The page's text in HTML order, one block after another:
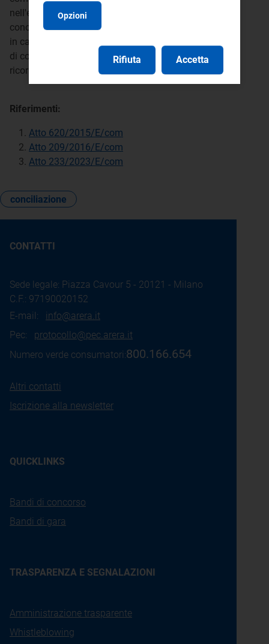
nell'elenco tenuto dal Ministero della giustizia, se la
conciliazione viene svolta presso organismi diversi,
in caso di mancato accordo tra le parti il tentativo
di conciliazione non potrà essere fatto valere per
ricorrere al giudice ordinario.
Riferimenti:
Atto 620/2015/E/com
Atto 209/2016/E/com
Atto 233/2023/E/com
conciliazione
CONTATTI
Sede legale: Piazza Cavour 5 - 20121 - Milano
C.F.: 97190020152
E-mail: info@arera.it
Pec: protocollo@pec.arera.it
Numero verde consumatori:800.166.654
Altri contatti
Iscrizione alla newsletter
QUICKLINKS
Bandi di concorso
Bandi di gara
TRASPARENZA E SEGNALAZIONI
Amministrazione trasparente
Whistleblowing
Opzioni
Rifiuta Accetta